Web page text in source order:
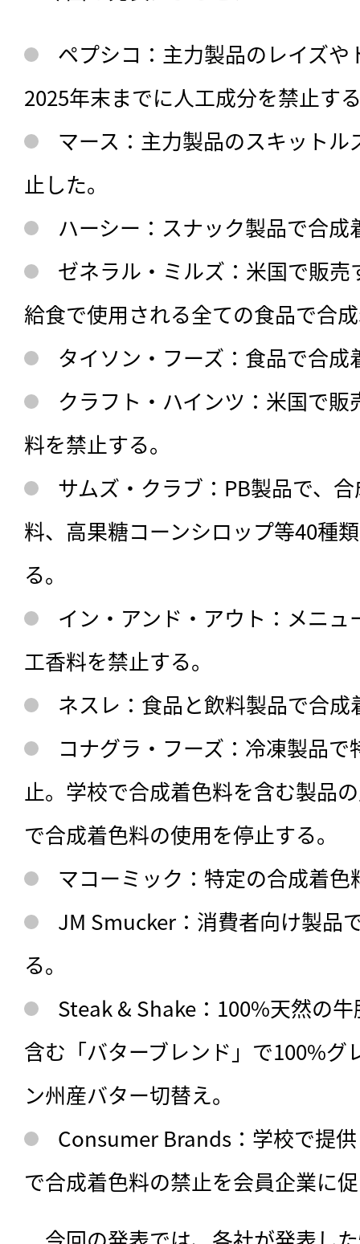
ペプシコ：主力製品のレイズや
2025年末までに人工成分を禁止す
マース：主力製品のスキット
止した。
ハーシー：スナック製品で合
ゼネラル・ミルズ：米国で販
給食で使用される全ての食品で合
タイソン・フーズ：食品で合
クラフト・ハインツ：米国で
料を禁止する。
サムズ・クラブ：PB製品で、
料、高果糖コーンシロップ等40種
る。
イン・アンド・アウト：メニ
工香料を禁止する。
ネスレ：食品と飲料製品で合
コナグラ・フーズ：冷凍製品
止。学校で合成着色料を含む製品
で合成着色料の使用を停止する。
マコーミック：特定の合成着色
JM Smucker：消費者向け製品
る。
Steak & Shake：100%天然の
含む「バターブレンド」で100%グ
ン州産バター切替え。
Consumer Brands：学校で提
で合成着色料の禁止を会員企業に